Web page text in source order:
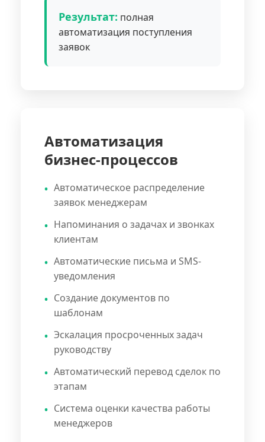
Результат: полная
автоматизация поступления
заявок
Автоматизация
бизнес-процессов
Автоматическое распределение
заявок менеджерам
Напоминания о задачах и звонках
клиентам
Автоматические письма и SMS-
уведомления
Создание документов по
шаблонам
Эскалация просроченных задач
руководству
Автоматический перевод сделок по
этапам
Система оценки качества работы
менеджеров